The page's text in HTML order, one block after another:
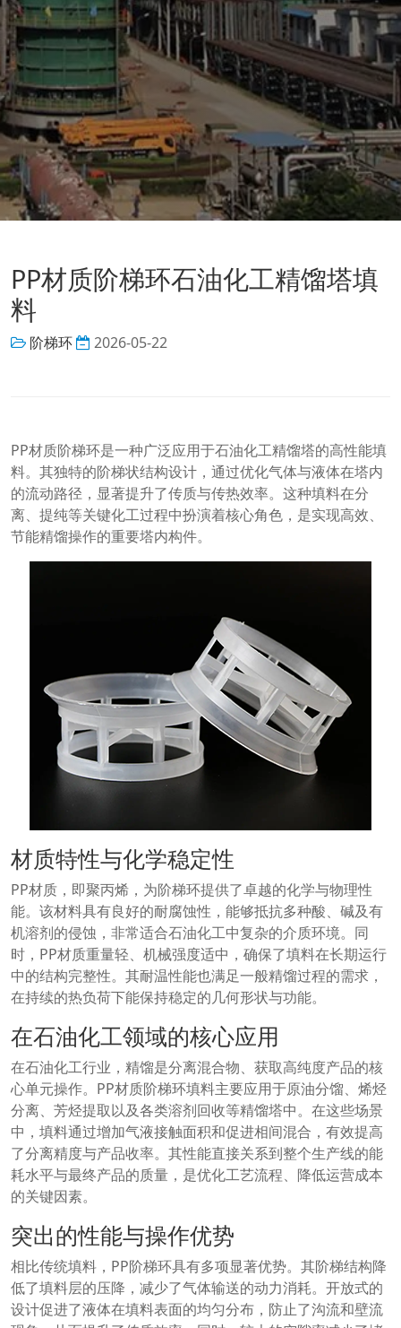
PP材质阶梯环石油化工精馏塔填
料
阶梯环 2026-05-22
PP材质阶梯环是一种广泛应用于石油化工精馏塔的高性能填
料。其独特的阶梯状结构设计，通过优化气体与液体在塔内
的流动路径，显著提升了传质与传热效率。这种填料在分
离、提纯等关键化工过程中扮演着核心角色，是实现高效、
节能精馏操作的重要塔内构件。
材质特性与化学稳定性
PP材质，即聚丙烯，为阶梯环提供了卓越的化学与物理性
能。该材料具有良好的耐腐蚀性，能够抵抗多种酸、碱及有
机溶剂的侵蚀，非常适合石油化工中复杂的介质环境。同
时，PP材质重量轻、机械强度适中，确保了填料在长期运行
中的结构完整性。其耐温性能也满足一般精馏过程的需求，
在持续的热负荷下能保持稳定的几何形状与功能。
在石油化工领域的核心应用
在石油化工行业，精馏是分离混合物、获取高纯度产品的核
心单元操作。PP材质阶梯环填料主要应用于原油分馏、烯烃
分离、芳烃提取以及各类溶剂回收等精馏塔中。在这些场景
中，填料通过增加气液接触面积和促进相间混合，有效提高
了分离精度与产品收率。其性能直接关系到整个生产线的能
耗水平与最终产品的质量，是优化工艺流程、降低运营成本
的关键因素。
突出的性能与操作优势
相比传统填料，PP阶梯环具有多项显著优势。其阶梯结构降
低了填料层的压降，减少了气体输送的动力消耗。开放式的
设计促进了液体在填料表面的均匀分布，防止了沟流和壁流